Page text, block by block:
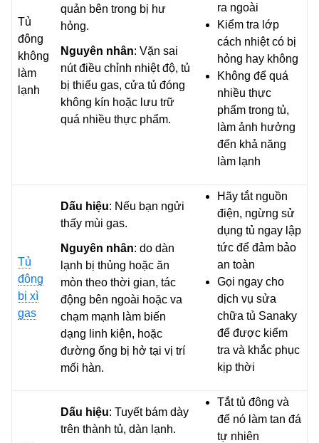
Tủ
đông
không
làm
lạnh
quản bên trong bị hư
hỏng.
Nguyên nhân: Vặn sai
nút điều chỉnh nhiệt độ, tủ
bị thiếu gas, cửa tủ đóng
không kín hoặc lưu trữ
quá nhiều thực phẩm.
ra ngoài
Kiểm tra lớp
cách nhiệt có bị
hỏng hay không
Không để quá
nhiều thực
phẩm trong tủ,
làm ảnh hưởng
đến khả năng
làm lạnh
Tủ
đông
bị xì
gas
Dấu hiệu: Nếu bạn ngửi
thấy mùi gas.
Nguyên nhân: do dàn
lạnh bị thủng hoặc ăn
mòn theo thời gian, tác
động bên ngoài hoặc va
chạm mạnh làm biến
dạng linh kiện, hoặc
đường ống bị hở tại vị trí
mối hàn.
Hãy tắt nguồn
điện, ngừng sử
dụng tủ ngay lập
tức để đảm bảo
an toàn
Gọi ngay cho
dịch vụ sửa
chữa tủ Sanaky
để được kiểm
tra và khắc phục
kịp thời
Dấu hiệu: Tuyết bám dày
trên thành tủ, dàn lạnh.
Tắt tủ đông và
để nó làm tan đá
tự nhiên